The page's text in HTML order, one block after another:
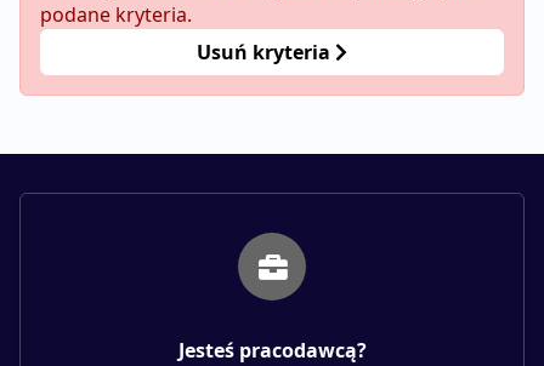
podane kryteria.
Usuń kryteria
Jesteś pracodawcą?